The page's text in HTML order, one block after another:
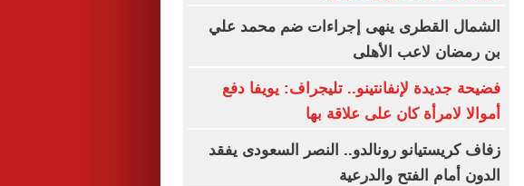
الشمال القطرى ينهى إجراءات ضم محمد علي
بن رمضان لاعب الأهلى
فضيحة جديدة لإنفانتينو.. تليجراف: يويفا دفع
أموالا لامرأة كان على علاقة بها
زفاف كريستيانو رونالدو.. النصر السعودى يفقد
الدون أمام الفتح والدرعية